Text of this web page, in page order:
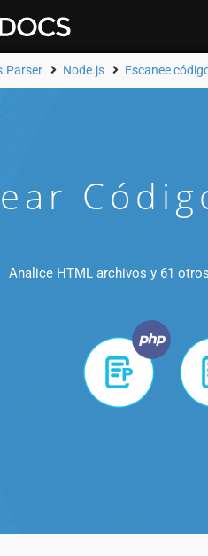
Node.js Escanee
Analice HTML archivos y 61